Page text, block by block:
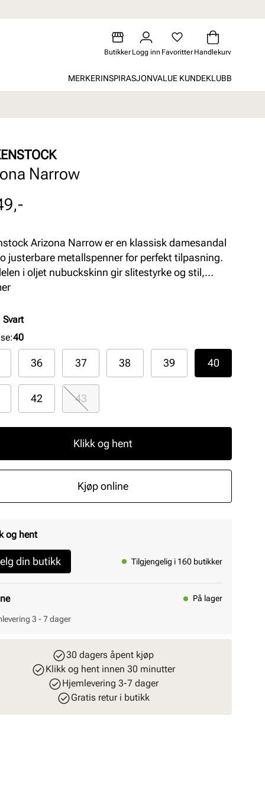
Butikker Logg inn Favoritter Handlekurv
MERKERINSPIRASJONVALUE KUNDEKLUBB
Narrow
Arizona Narrow er en klassisk damesandal
justerbare metallspenner for perfekt tilpasning.
i oljet nubuckskinn gir slitestyrke og stil,
myke soft footbed-fotsengen med ekstra
gir god holdbarhet og stabilitet.
Svart
:40
36 37 38 39 40
42 43
Klikk og hent
Kjøp online
og hent
din butikk Tilgjengelig i 160 butikker
På lager
3 - 7 dager
30 dagers åpent kjøp
Klikk og hent innen 30 minutter
Hjemlevering 3-7 dager
Gratis retur i butikk